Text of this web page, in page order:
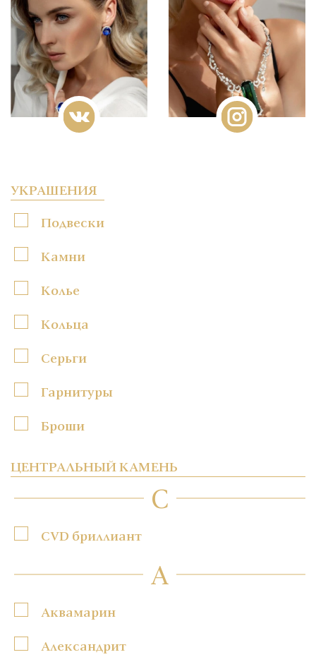
УКРАШЕНИЯ
Подвески
Камни
Колье
Кольца
Серьги
Гарнитуры
Броши
ЦЕНТРАЛЬНЫЙ КАМЕНЬ
C
CVD бриллиант
А
Аквамарин
Александрит